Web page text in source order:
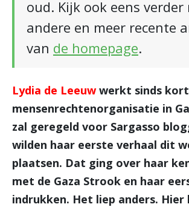
oud. Kijk ook eens verder
andere en meer recente
van de homepage.
Lydia de Leeuwwerkt sinds
mensenrechtenorganisatie in
zal geregeld voor Sargasso
wilden haar eerste verhaal dit
plaatsen. Dat ging over haar
met de Gaza Strook en haar
indrukken. Het liep anders. Hier